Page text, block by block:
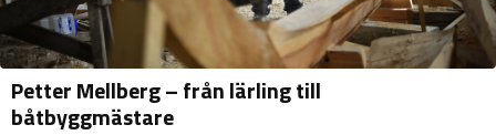
Petter Mellberg – från lärling till
båtbyggmästare